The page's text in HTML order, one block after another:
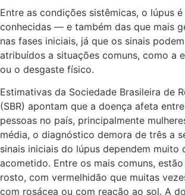
Entre as condições sistêmicas, o lúpus
conhecidas — e também das que mais
nas fases iniciais, já que os sinais
atribuídos a situações comuns, como a
ou o desgaste físico.
Estimativas da Sociedade Brasileira de
(SBR) apontam que a doença afeta
pessoas no país, principalmente
média, o diagnóstico demora de três a
sinais iniciais do lúpus dependem muito
acometido. Entre os mais comuns,
rosto, com vermelhidão que muitas
com rosácea ou com reação ao sol. A